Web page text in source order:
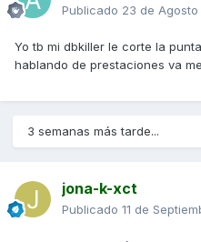
Publicado 23 de Agosto
Yo tb mi dbkiller le corte la
hablando de prestaciones va
3 semanas más tarde...
jona-k-xct
Publicado 11 de